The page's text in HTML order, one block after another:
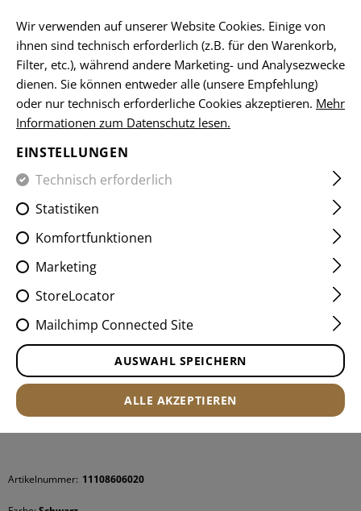
HOME KLEIDUNG SHIRTS BASELAYER SHIRTS
COMBAT TEE
Artikelnummer: 11108606020
Wir verwenden auf unserer Website Cookies. Einige von
ihnen sind technisch erforderlich (z.B. für den Warenkorb,
Filter, etc.), während andere Marketing- und Analysezwecke
dienen. Sie können entweder alle (unsere Empfehlung)
oder nur technisch erforderliche Cookies akzeptieren. Mehr
Informationen zum Datenschutz lesen.
EINSTELLUNGEN
Technisch erforderlich
Statistiken
Komfortfunktionen
Marketing
StoreLocator
Mailchimp Connected Site
AUSWAHL SPEICHERN
ALLE AKZEPTIEREN